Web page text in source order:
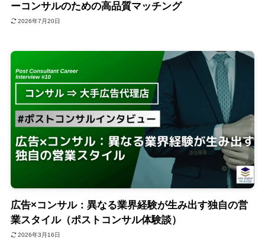
ーコンサルのための高品質マッチング
2026年7月20日
広告×コンサル：異なる業界経験が生み出す独自の営
業スタイル（ポストコンサル体験談）
2026年3月16日